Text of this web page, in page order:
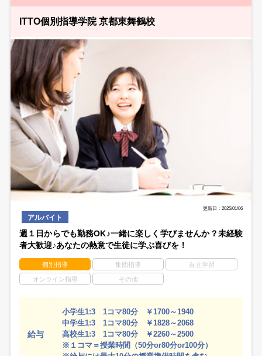
ITTO個別指導学院 京都東舞鶴校
更新日：2025/01/06
アルバイト
週１日からでも勤務OK♪一緒に楽しく学びませんか？未経験
者大歓迎♪あなたの熱意で生徒に学ぶ喜びを！
個別指導 集団指導 自立学習
オンライン指導 その他
給与
小学生1:3 1コマ80分 ￥1700～1940
中学生1:3 1コマ80分 ￥1828～2068
高校生1:3 1コマ80分 ￥2260～2500
※１コマ＝授業時間（50分or80分or100分）